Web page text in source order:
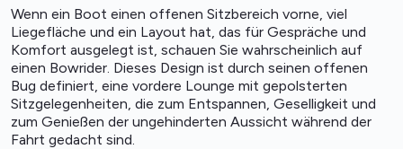
Wenn ein Boot einen offenen Sitzbereich vorne, viel
Liegefläche und ein Layout hat, das für Gespräche und
Komfort ausgelegt ist, schauen Sie wahrscheinlich auf
einen Bowrider. Dieses Design ist durch seinen offenen
Bug definiert, eine vordere Lounge mit gepolsterten
Sitzgelegenheiten, die zum Entspannen, Geselligkeit und
zum Genießen der ungehinderten Aussicht während der
Fahrt gedacht sind.